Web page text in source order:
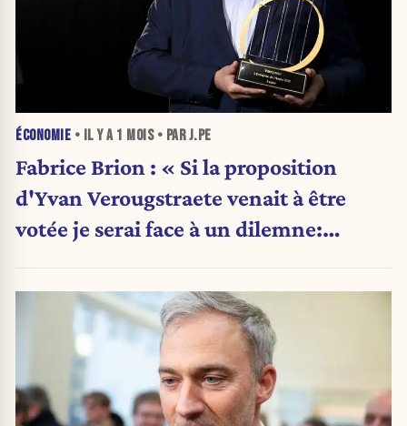
ÉCONOMIE • IL Y A 1 MOIS• PAR J.PE
Fabrice Brion : « Si la proposition
d'Yvan Verougstraete venait à être
votée je serai face à un dilemne: